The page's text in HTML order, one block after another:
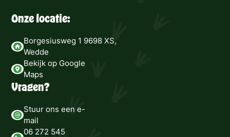
Onze locatie:
Borgesiusweg 1 9698 XS,
Wedde
Bekijk op Google
Maps
Vragen?
Stuur ons een e-
mail
06 272 545